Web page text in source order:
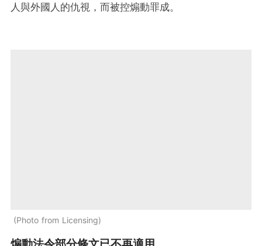
人與外國人的仇視，而被控煽動罪成。
Photo from Licensing